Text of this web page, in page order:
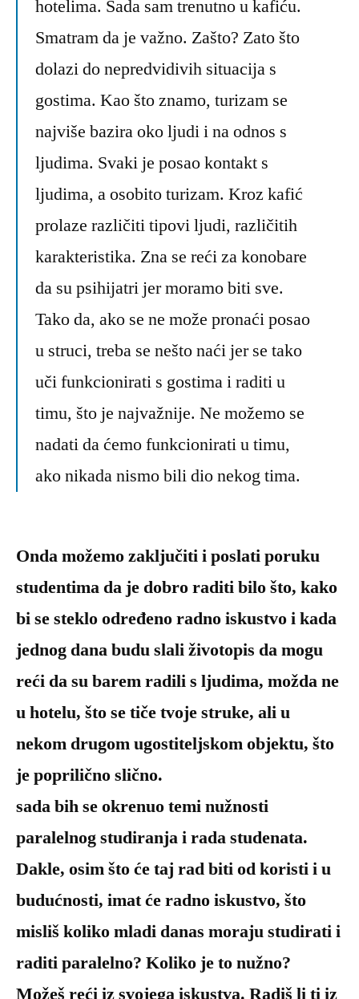
hotelima. Sada sam trenutno u kafiću.
Smatram da je važno. Zašto? Zato što
dolazi do nepredvidivih situacija s
gostima. Kao što znamo, turizam se
najviše bazira oko ljudi i na odnos s
ljudima. Svaki je posao kontakt s
ljudima, a osobito turizam. Kroz kafić
prolaze različiti tipovi ljudi, različitih
karakteristika. Zna se reći za konobare
da su psihijatri jer moramo biti sve.
Tako da, ako se ne može pronaći posao
u struci, treba se nešto naći jer se tako
uči funkcionirati s gostima i raditi u
timu, što je najvažnije. Ne možemo se
nadati da ćemo funkcionirati u timu,
ako nikada nismo bili dio nekog tima.
Onda možemo zaključiti i poslati poruku
studentima da je dobro raditi bilo što, kako
bi se steklo određeno radno iskustvo i kada
jednog dana budu slali životopis da mogu
reći da su barem radili s ljudima, možda ne
u hotelu, što se tiče tvoje struke, ali u
nekom drugom ugostiteljskom objektu, što
je poprilično slično.
sada bih se okrenuo temi nužnosti
paralelnog studiranja i rada studenata.
Dakle, osim što će taj rad biti od koristi i u
budućnosti, imat će radno iskustvo, što
misliš koliko mladi danas moraju studirati i
raditi paralelno? Koliko je to nužno?
Možeš reći iz svojega iskustva. Radiš li ti iz